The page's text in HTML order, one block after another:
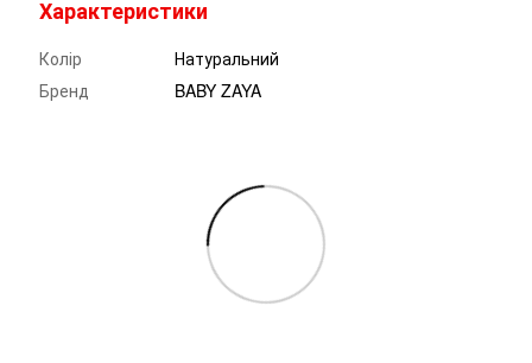
Характеристики
Колір
Натуральний
Бренд
BABY ZAYA